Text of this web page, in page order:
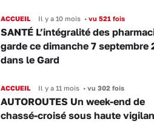
ACCUEIL Il y a 10 mois •vu 521 fois
SANTÉ L’intégralité des
garde ce dimanche 7 septembre
dans le Gard
ACCUEIL Il y a 11 mois •vu 302 fois
AUTOROUTES Un week-end de
chassé-croisé sous haute